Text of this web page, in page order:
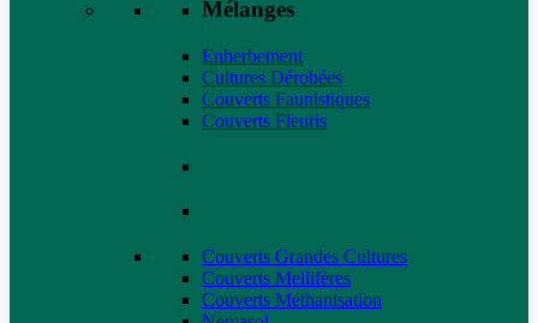
Mélanges
Enherbement
Cultures Dérobées
Couverts Faunistiques
Couverts Fleuris
Couverts Grandes Cultures
Couverts Mellifères
Couverts Méthanisation